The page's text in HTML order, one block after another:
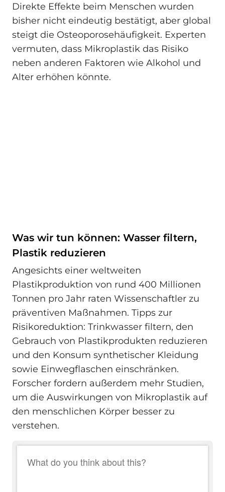
Direkte Effekte beim Menschen wurden
bisher nicht eindeutig bestätigt, aber global
steigt die Osteoporosehäufigkeit. Experten
vermuten, dass Mikroplastik das Risiko
neben anderen Faktoren wie Alkohol und
Alter erhöhen könnte.
Was wir tun können: Wasser filtern,
Plastik reduzieren
Angesichts einer weltweiten
Plastikproduktion von rund 400 Millionen
Tonnen pro Jahr raten Wissenschaftler zu
präventiven Maßnahmen. Tipps zur
Risikoreduktion: Trinkwasser filtern, den
Gebrauch von Plastikprodukten reduzieren
und den Konsum synthetischer Kleidung
sowie Einwegflaschen einschränken.
Forscher fordern außerdem mehr Studien,
um die Auswirkungen von Mikroplastik auf
den menschlichen Körper besser zu
verstehen.